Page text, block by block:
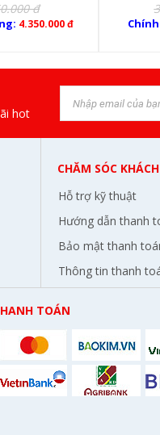
đ
4.350.000 đ
hot
CHĂM SÓC
Hỗ trợ kỹ thuật
Hướng dẫn thanh
Bảo mật thanh
Thông tin thanh
TOÁN